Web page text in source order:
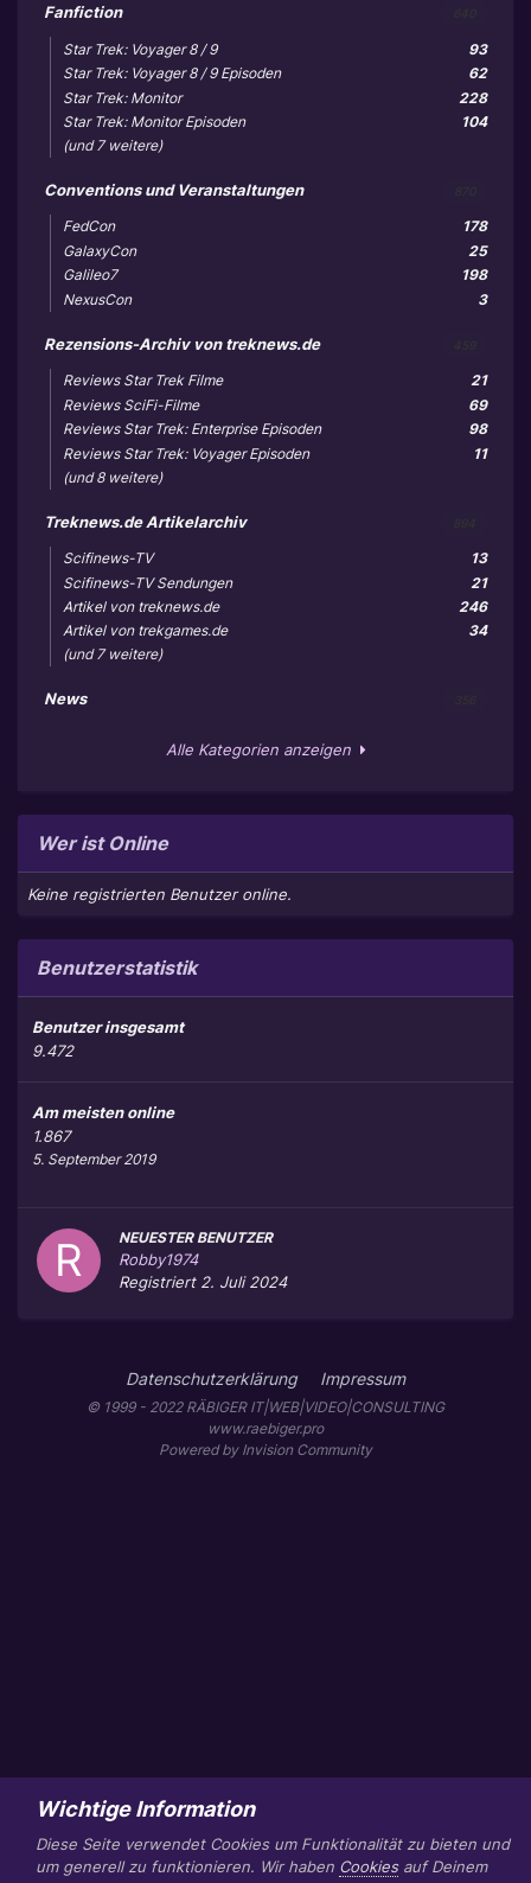
Fanfiction
93
Star Trek: Voyager 8 / 9
62
Star Trek: Voyager 8 / 9 Episoden
228
Star Trek: Monitor
104
Star Trek: Monitor Episoden
(und 7 weitere)
Conventions und Veranstaltungen
178
FedCon
25
GalaxyCon
198
Galileo7
3
NexusCon
Rezensions-Archiv von treknews.de
21
Reviews Star Trek Filme
69
Reviews SciFi-Filme
98
Reviews Star Trek: Enterprise Episoden
11
Reviews Star Trek: Voyager Episoden
(und 8 weitere)
Treknews.de Artikelarchiv
13
Scifinews-TV
21
Scifinews-TV Sendungen
246
Artikel von treknews.de
34
Artikel von trekgames.de
(und 7 weitere)
News
Alle Kategorien anzeigen
Wer ist Online
Keine registrierten Benutzer online.
Benutzerstatistik
Benutzer insgesamt
9.472
Am meisten online
1.867
5. September 2019
NEUESTER BENUTZER
Robby1974
Registriert 2. Juli 2024
Datenschutzerklärung Impressum
© 1999 - 2022 RÄBIGER IT|WEB|VIDEO|CONSULTING
www.raebiger.pro
Powered by Invision Community
Wichtige Information
Diese Seite verwendet Cookies um Funktionalität zu bieten und
um generell zu funktionieren. Wir haben Cookiesauf Deinem